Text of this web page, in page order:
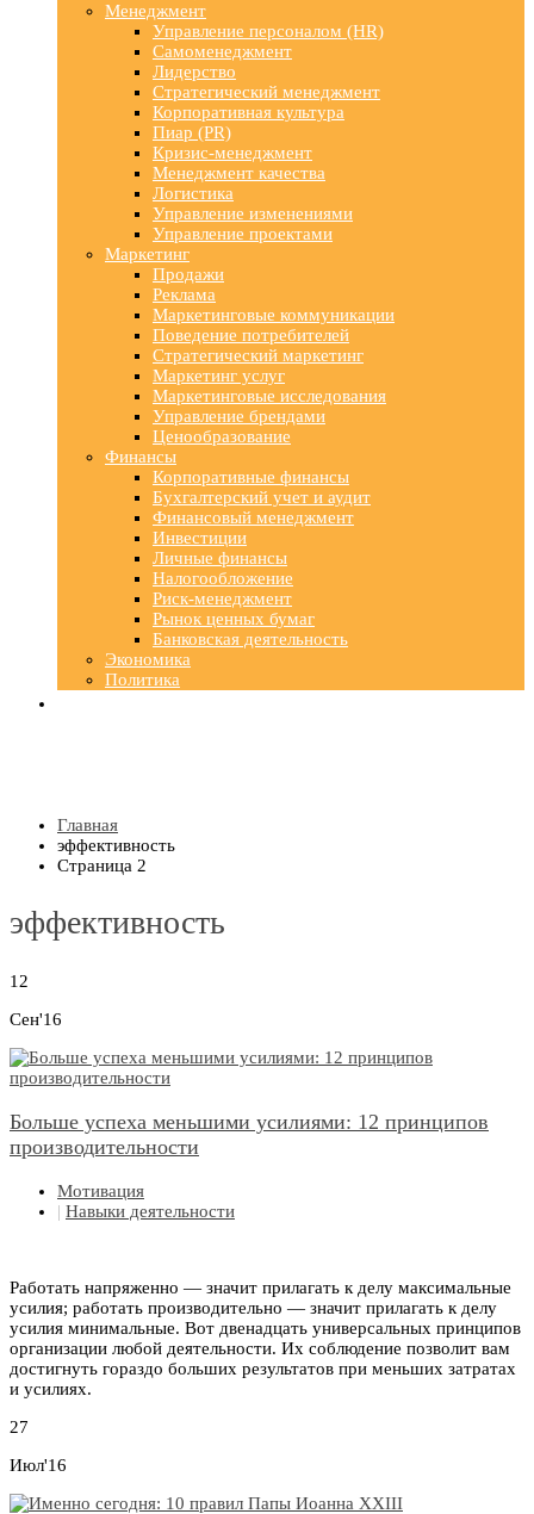
Менеджмент
Управление персоналом (HR)
Самоменеджмент
Лидерство
Стратегический менеджмент
Корпоративная культура
Пиар (PR)
Кризис-менеджмент
Менеджмент качества
Логистика
Управление изменениями
Управление проектами
Маркетинг
Продажи
Реклама
Маркетинговые коммуникации
Поведение потребителей
Стратегический маркетинг
Маркетинг услуг
Маркетинговые исследования
Управление брендами
Ценообразование
Финансы
Корпоративные финансы
Бухгалтерский учет и аудит
Финансовый менеджмент
Инвестиции
Личные финансы
Налогообложение
Риск-менеджмент
Рынок ценных бумаг
Банковская деятельность
Экономика
Политика
Главная
эффективность
Страница 2
эффективность
12
Сен'16
Больше успеха меньшими усилиями: 12 принципов
производительности
Мотивация
| Навыки деятельности
Работать напряженно — значит прилагать к делу максимальные
усилия; работать производительно — значит прилагать к делу
усилия минимальные. Вот двенадцать универсальных принципов
организации любой деятельности. Их соблюдение позволит вам
достигнуть гораздо больших результатов при меньших затратах
и усилиях.
27
Июл'16